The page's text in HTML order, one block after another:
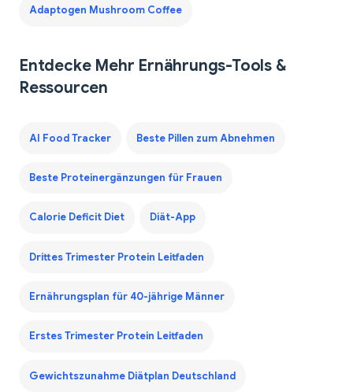
Adaptogen Mushroom Coffee
Entdecke Mehr Ernährungs-Tools &
Ressourcen
AI Food Tracker Beste Pillen zum Abnehmen
Beste Proteinergänzungen für Frauen
Calorie Deficit Diet Diät-App
Drittes Trimester Protein Leitfaden
Ernährungsplan für 40-jährige Männer
Erstes Trimester Protein Leitfaden
Gewichtszunahme Diätplan Deutschland